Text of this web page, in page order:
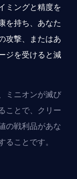
ミングと精度を
を持ち、あなた
攻撃、またはあ
ジを受けると減
ミニオンが滅び
ことで、クリー
の戦利品があな
ことです。